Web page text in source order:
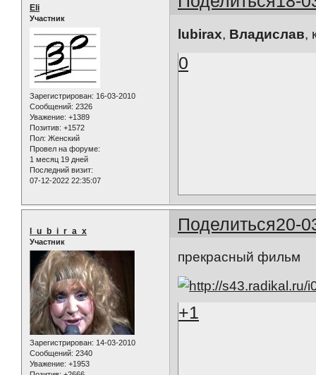
Eli
Участник
Зарегистрирован: 16-03-2010
Сообщений: 2326
Уважение: +1389
Позитив: +1572
Пол: Женский
Провел на форуме:
1 месяц 19 дней
Последний визит:
07-12-2022 22:35:07
lubirax, Владислав,
0
Поделиться20-
l_u_b_i_r_a_x
Участник
Зарегистрирован: 14-03-2010
Сообщений: 2340
Уважение: +1953
прекрасный фильм
+1